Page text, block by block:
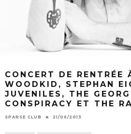
CONCERT DE RENTRÉE
WOODKID, STEPHAN
JUVENILES, THE
CONSPIRACY ET THE
SPARSE CLUB 21/06/2013